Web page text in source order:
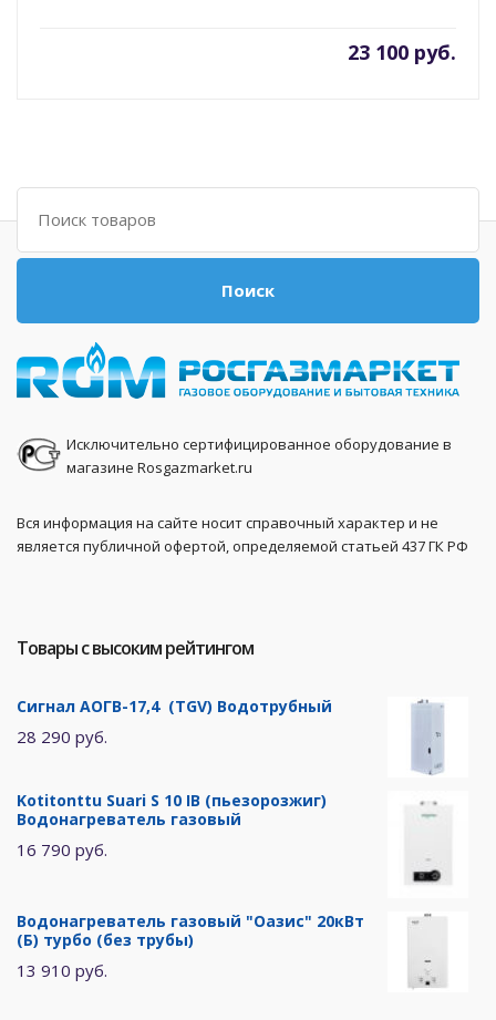
23 100 руб.
Поиск
Поиск
Исключительно сертифицированное оборудование в
магазине Rosgazmarket.ru
Вся информация на сайте носит справочный характер и не
является публичной офертой, определяемой статьей 437 ГК РФ
Товары с высоким рейтингом
Сигнал АОГВ-17,4 (TGV) Водотрубный
28 290 руб.
Kotitonttu Suari S 10 IB (пьезорозжиг)
Водонагреватель газовый
16 790 руб.
Водонагреватель газовый "Оазис" 20кВт
(Б) турбо (без трубы)
13 910 руб.